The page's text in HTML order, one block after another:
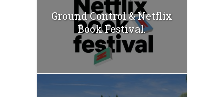
Ground Control & Netflix
Book Festival.